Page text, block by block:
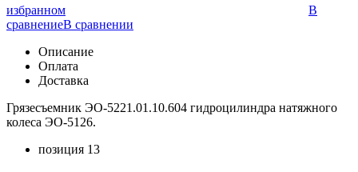
избранном
В
сравнениеВ сравнении
Описание
Оплата
Доставка
Грязесъемник ЭО-5221.01.10.604 гидроцилиндра натяжного
колеса ЭО-5126.
позиция 13